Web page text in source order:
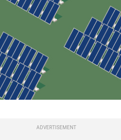
ADVERTISEMENT